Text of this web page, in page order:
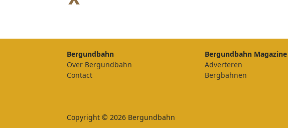
Bergundbahn
Over Bergundbahn
Contact
Bergundbahn Magazine
Adverteren
Bergbahnen
Copyright © 2026 Bergundbahn